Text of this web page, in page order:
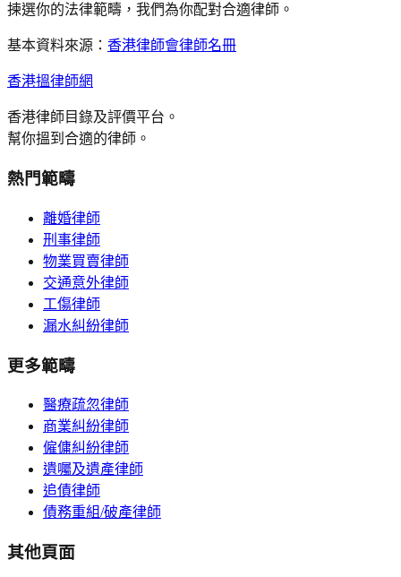
揀選你的法律範疇，我們為你配對合適律師。
基本資料來源： 香港律師會律師名冊
香港搵律師網
香港律師目錄及評價平台。
幫你搵到合適的律師。
熱門範疇
離婚律師
刑事律師
物業買賣律師
交通意外律師
工傷律師
漏水糾紛律師
更多範疇
醫療疏忽律師
商業糾紛律師
僱傭糾紛律師
遺囑及遺產律師
追債律師
債務重組/破產律師
其他頁面